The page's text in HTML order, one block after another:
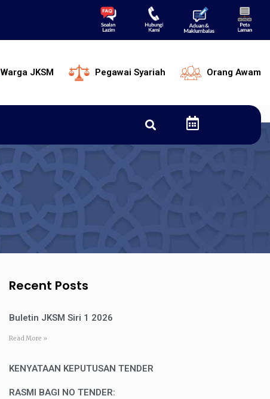
Warga JKSM Pegawai Syariah Orang Awam
Recent Posts
Buletin JKSM Siri 1 2026
Read More »
KENYATAAN KEPUTUSAN TENDER
RASMI BAGI NO TENDER: